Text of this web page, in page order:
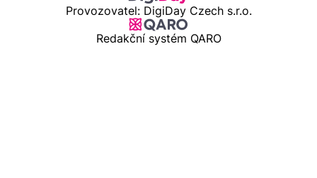
Provozovatel: DigiDay Czech s.r.o.
Redakční systém QARO